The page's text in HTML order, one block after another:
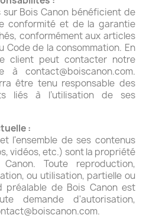
Bois Canon bénéficient de
conformité et de la garantie
conformément aux articles
Code de la consommation. En
client peut contacter notre
à contact@boiscanon.com.
être tenu responsable des
liés à l’utilisation de ses
:
l'ensemble de ses contenus
vidéos, etc.) sont la propriété
Toute reproduction,
ou utilisation, partielle ou
préalable de Bois Canon est
demande d'autorisation,
.